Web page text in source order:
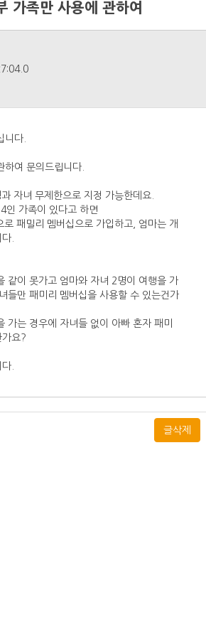
가족만 사용에 관하여
니다.
하여 문의드립니다.
자녀 무제한으로 지정 가능한데요.
인 가족이 있다고 하면
패밀리 멤버십으로 가입하고, 엄마는 개
.
같이 못가고 엄마와 자녀 2명이 여행을 가
들만 패미리 멤버십을 사용할 수 있는건가
가는 경우에 자녀들 없이 아빠 혼자 패미
가요?
.
글삭제